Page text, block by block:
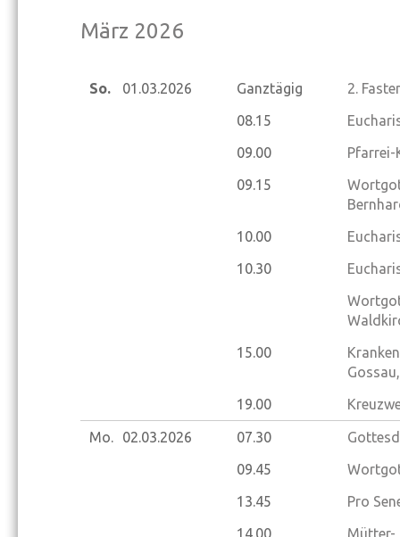
März 2026
So. 01.03.2026 Ganztägig
2.
08.15
09.00
Pfarrei-
09.15
10.00
10.30
15.00
19.00
Mo. 02.03.2026 07.30
09.45
13.45
Pro
14.00
Mütter-